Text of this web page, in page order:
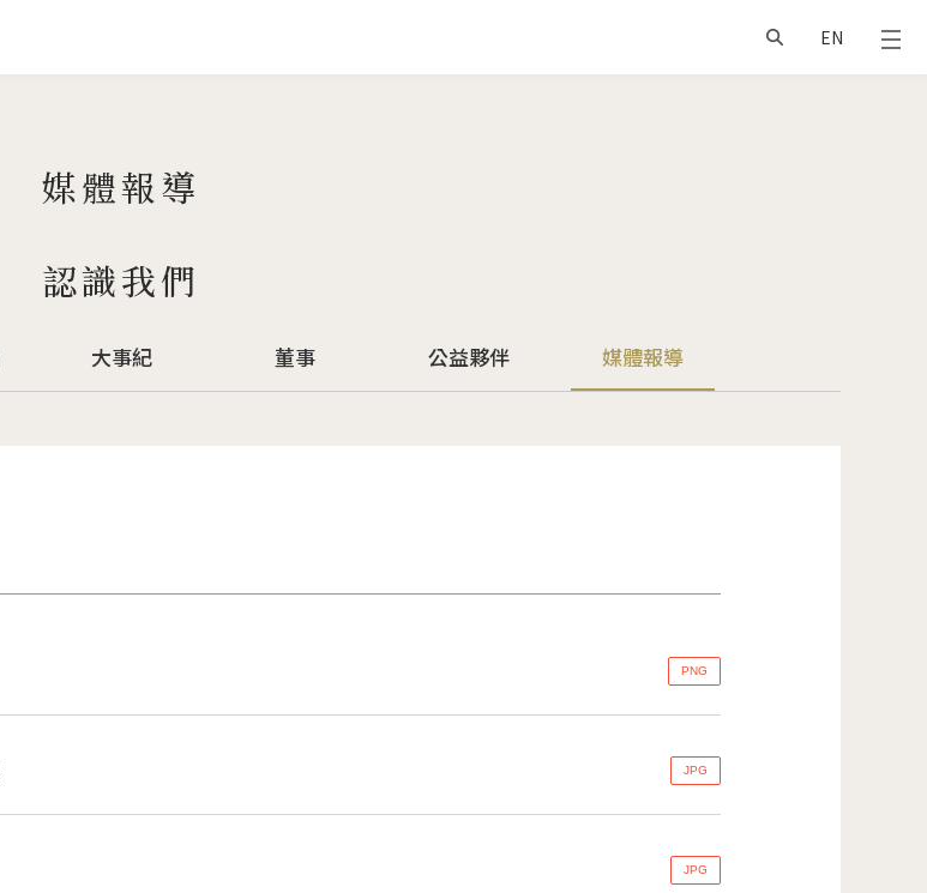
EN
媒體報導
認識我們
大事紀 董事 公益夥伴 媒體報導
PNG
JPG
JPG